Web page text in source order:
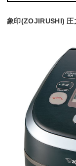
象印(ZOJIRUSHI) 圧